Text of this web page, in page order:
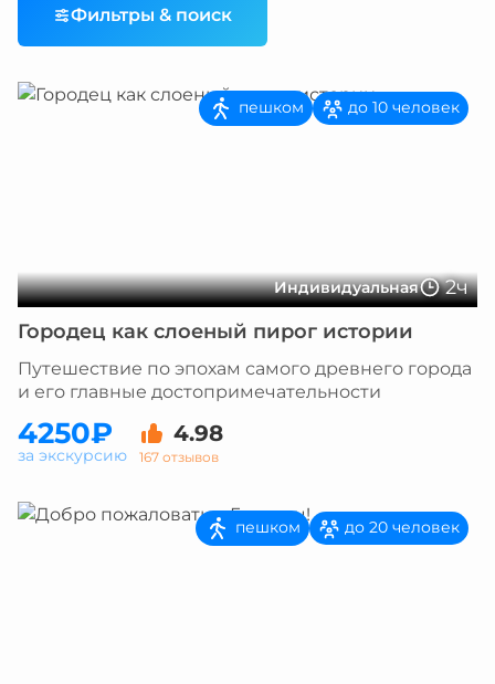
Фильтры & поиск
Индивидуальная 2ч
пешком до 10 человек
Городец как слоеный пирог истории
Путешествие по эпохам самого древнего города
и его главные достопримечательности
4250₽ 4.98
167 отзывов
за экскурсию
пешком до 20 человек